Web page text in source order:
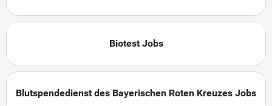
Biotest Jobs
Blutspendedienst des Bayerischen Roten Kreuzes Jobs